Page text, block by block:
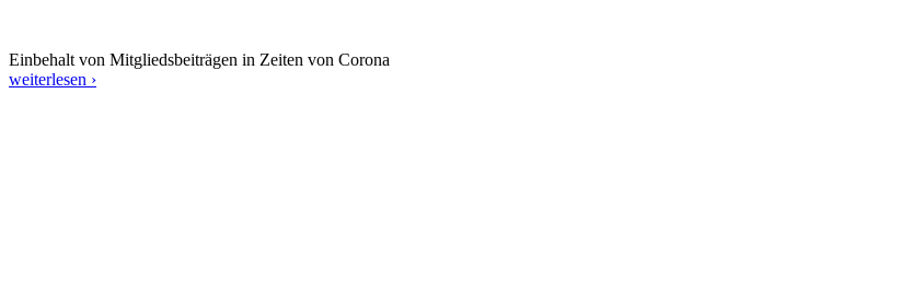
Einbehalt von Mitgliedsbeiträgen in Zeiten von Corona
weiterlesen ›